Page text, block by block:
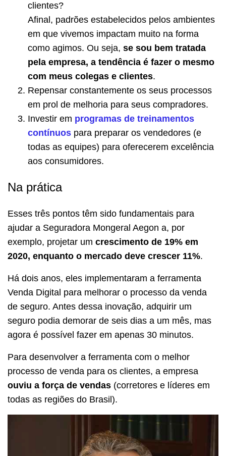
clientes?
Afinal, padrões estabelecidos pelos ambientes
em que vivemos impactam muito na forma
como agimos. Ou seja, se sou bem tratada
pela empresa, a tendência é fazer o mesmo
com meus colegas e clientes.
Repensar constantemente os seus processos
em prol de melhoria para seus compradores.
Investir em programas de treinamentos
contínuos para preparar os vendedores (e
todas as equipes) para oferecerem excelência
aos consumidores.
Na prática
Esses três pontos têm sido fundamentais para
ajudar a Seguradora Mongeral Aegon a, por
exemplo, projetar um crescimento de 19% em
2020, enquanto o mercado deve crescer 11%.
Há dois anos, eles implementaram a ferramenta
Venda Digital para melhorar o processo da venda
de seguro. Antes dessa inovação, adquirir um
seguro podia demorar de seis dias a um mês, mas
agora é possível fazer em apenas 30 minutos.
Para desenvolver a ferramenta com o melhor
processo de venda para os clientes, a empresa
ouviu a força de vendas (corretores e líderes em
todas as regiões do Brasil).